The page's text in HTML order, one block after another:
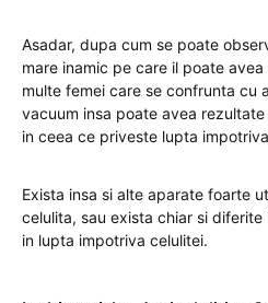
Asadar, dupa cum se poate
mare inamic pe care il poate
multe femei care se confrunta cu
vacuum insa poate avea
in ceea ce priveste lupta
Exista insa si alte aparate foarte
celulita, sau exista chiar si
in lupta impotriva celulitei.